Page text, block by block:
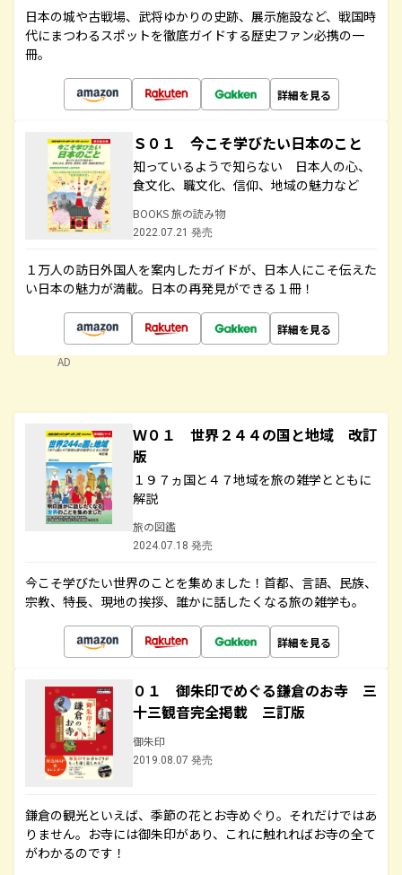
日本の城や古戦場、武将ゆかりの史跡、展示施設など、戦国時
代にまつわるスポットを徹底ガイドする歴史ファン必携の一
冊。
詳細を見る
Ｓ０１ 今こそ学びたい日本のこと
知っているようで知らない 日本人の心、
食文化、職文化、信仰、地域の魅力など
BOOKS 旅の読み物
2022.07.21 発売
１万人の訪日外国人を案内したガイドが、日本人にこそ伝えた
い日本の魅力が満載。日本の再発見ができる１冊！
詳細を見る
AD
Ｗ０１ 世界２４４の国と地域 改訂
版
１９７ヵ国と４７地域を旅の雑学とともに
解説
旅の図鑑
2024.07.18 発売
今こそ学びたい世界のことを集めました！首都、言語、民族、
宗教、特長、現地の挨拶、誰かに話したくなる旅の雑学も。
詳細を見る
０１ 御朱印でめぐる鎌倉のお寺 三
十三観音完全掲載 三訂版
御朱印
2019.08.07 発売
鎌倉の観光といえば、季節の花とお寺めぐり。それだけではあ
りません。お寺には御朱印があり、これに触れればお寺の全て
がわかるのです！